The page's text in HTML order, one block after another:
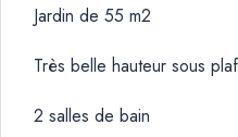
Jardin de 55 m2
Très belle hauteur sous
2 salles de bain